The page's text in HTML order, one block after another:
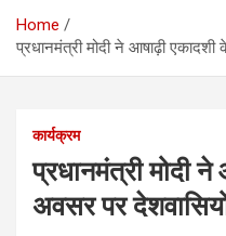
Home
प्रधानमंत्री मोदी ने आषाढ़ी
कार्यक्रम
प्रधानमंत्री मोदी
अवसर पर